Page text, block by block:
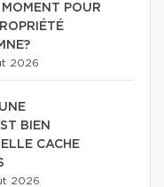
POUR
2026
BIEN
CACHE
2026